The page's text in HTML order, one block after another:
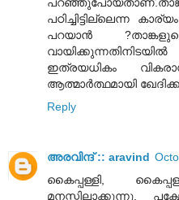
പഠിച്ചിട്ടില്ലെന്ന
പറയാന്‍
ഇത്രയധികം
ആത്മാര്‍ത്ഥമായി
Reply
അരവിന്ദ് :: aravind
കൈപ്പള്ളി,
മനസ്സിലാക്കുന്നു.